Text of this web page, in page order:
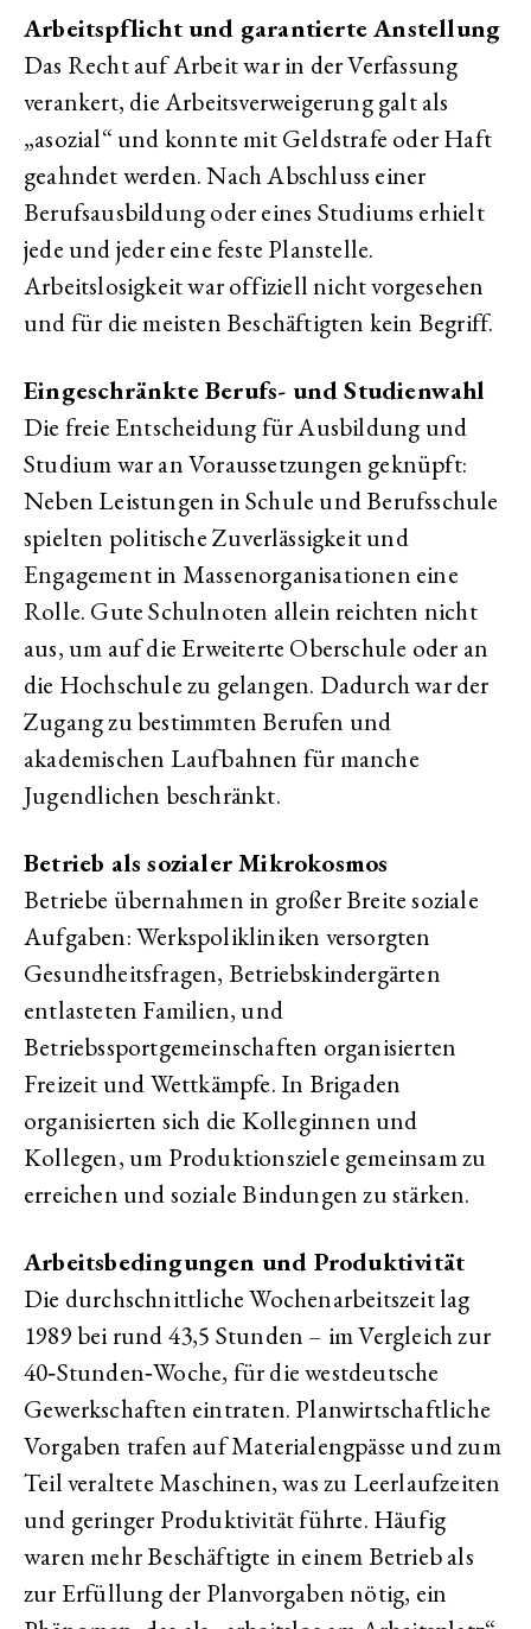
Arbeitspflicht und garantierte Anstellung
Das Recht auf Arbeit war in der Verfassung
verankert, die Arbeitsverweigerung galt als
„asozial“ und konnte mit Geldstrafe oder Haft
geahndet werden. Nach Abschluss einer
Berufsausbildung oder eines Studiums erhielt
jede und jeder eine feste Planstelle.
Arbeitslosigkeit war offiziell nicht vorgesehen
und für die meisten Beschäftigten kein Begriff.
Eingeschränkte Berufs- und Studienwahl
Die freie Entscheidung für Ausbildung und
Studium war an Voraussetzungen geknüpft:
Neben Leistungen in Schule und Berufsschule
spielten politische Zuverlässigkeit und
Engagement in Massenorganisationen eine
Rolle. Gute Schulnoten allein reichten nicht
aus, um auf die Erweiterte Oberschule oder an
die Hochschule zu gelangen. Dadurch war der
Zugang zu bestimmten Berufen und
akademischen Laufbahnen für manche
Jugendlichen beschränkt.
Betrieb als sozialer Mikrokosmos
Betriebe übernahmen in großer Breite soziale
Aufgaben: Werkspolikliniken versorgten
Gesundheitsfragen, Betriebskindergärten
entlasteten Familien, und
Betriebssportgemeinschaften organisierten
Freizeit und Wettkämpfe. In Brigaden
organisierten sich die Kolleginnen und
Kollegen, um Produktionsziele gemeinsam zu
erreichen und soziale Bindungen zu stärken.
Arbeitsbedingungen und Produktivität
Die durchschnittliche Wochenarbeitszeit lag
1989 bei rund 43,5 Stunden – im Vergleich zur
40‑Stunden‑Woche, für die westdeutsche
Gewerkschaften eintraten. Planwirtschaftliche
Vorgaben trafen auf Materialengpässe und zum
Teil veraltete Maschinen, was zu Leerlaufzeiten
und geringer Produktivität führte. Häufig
waren mehr Beschäftigte in einem Betrieb als
zur Erfüllung der Planvorgaben nötig, ein